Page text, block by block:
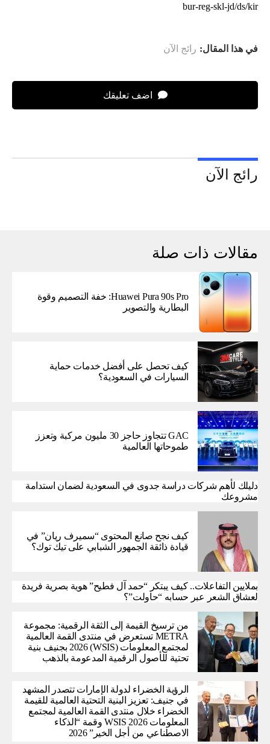
bur-reg-skl-jd/ds/kir
في هذا المقال: رائج الآن
اضف تعليقك
رائج الآن
مقالات ذات صلة
Huawei Pura 90s Pro: خفة التصميم وقوة
البطارية والتصوير
كيف تحصل على أفضل خدمات حماية
السيارات في السعودية؟
GAC تتجاوز حاجز 30 مليون مركبة وتعزز
طموحاتها العالمية
دليلك لأهم شركات دراسة جدوى في السعودية لضمان استدامة
مشروعك
كيف نجح صانع المحتوى “سميرف ريان” في
قيادة ذائقة الجمهور الشبابي على تيك توك؟
بملايين التفاعلات.. كيف يبتكر “حمد آل فطيح” هوية بصرية فريدة
لعشاق الشعر عبر حسابه “حاولت”؟
من ترسيخ القيمة إلى الثقة الرقمية: مجموعة
METRA تستعرض في منتدى القمة العالمية
لمجتمع المعلومات (WSIS) 2026 بجنيف بنية
تحتية للأصول الرقمية المدعومة بالذهب
الرؤية الخضراء لدولة الإمارات تتصدر المشهد
في جنيف: تعزيز البنية التحتية العالمية للقيمة
الخضراء خلال منتدى القمة العالمية لمجتمع
المعلومات WSIS 2026 وقمة “الذكاء
الاصطناعي من أجل الخير” 2026